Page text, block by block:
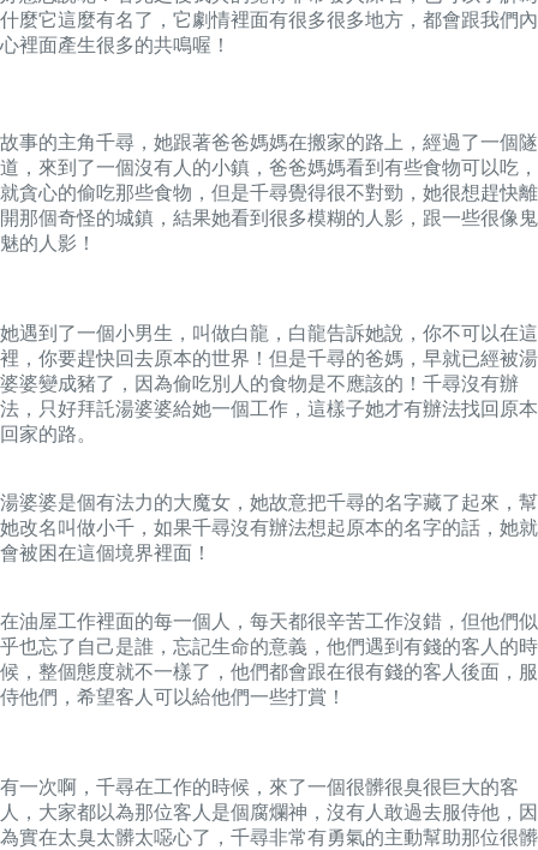
什麼它這麼有名了，它劇情裡面有很多很多地方，都會跟我們內
心裡面產生很多的共鳴喔！
故事的主角千尋，她跟著爸爸媽媽在搬家的路上，經過了一個隧
道，來到了一個沒有人的小鎮，爸爸媽媽看到有些食物可以吃，
就貪心的偷吃那些食物，但是千尋覺得很不對勁，她很想趕快離
開那個奇怪的城鎮，結果她看到很多模糊的人影，跟一些很像鬼
魅的人影！
她遇到了一個小男生，叫做白龍，白龍告訴她說，你不可以在這
裡，你要趕快回去原本的世界！但是千尋的爸媽，早就已經被湯
婆婆變成豬了，因為偷吃別人的食物是不應該的！千尋沒有辦
法，只好拜託湯婆婆給她一個工作，這樣子她才有辦法找回原本
回家的路。
湯婆婆是個有法力的大魔女，她故意把千尋的名字藏了起來，幫
她改名叫做小千，如果千尋沒有辦法想起原本的名字的話，她就
會被困在這個境界裡面！
在油屋工作裡面的每一個人，每天都很辛苦工作沒錯，但他們似
乎也忘了自己是誰，忘記生命的意義，他們遇到有錢的客人的時
候，整個態度就不一樣了，他們都會跟在很有錢的客人後面，服
侍他們，希望客人可以給他們一些打賞！
有一次啊，千尋在工作的時候，來了一個很髒很臭很巨大的客
人，大家都以為那位客人是個腐爛神，沒有人敢過去服侍他，因
為實在太臭太髒太噁心了，千尋非常有勇氣的主動幫助那位很髒